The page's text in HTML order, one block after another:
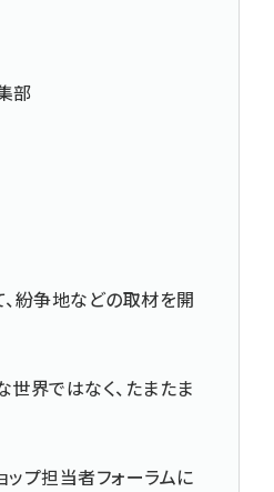
部
紛争地などの取材を開
世界ではなく、たまたま
ップ担当者フォーラムに